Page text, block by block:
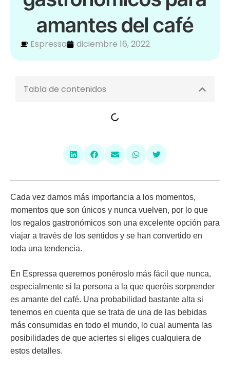
amantes del café
Espressa diciembre 16, 2022
Tabla de contenidos
Cada vez damos más importancia a los momentos,
momentos que son únicos y nunca vuelven, por lo que
los regalos gastronómicos son una excelente opción para
viajar a través de los sentidos y se han convertido en
toda una tendencia.
En Espressa queremos ponéroslo más fácil que nunca,
especialmente si la persona a la que queréis sorprender
es amante del café. Una probabilidad bastante alta si
tenemos en cuenta que se trata de una de las bebidas
más consumidas en todo el mundo, lo cual aumenta las
posibilidades de que aciertes si eliges cualquiera de
estos detalles.